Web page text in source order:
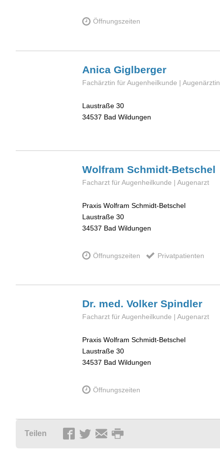
Öffnungszeiten
Anica Giglberger
Fachärztin für Augenheilkunde | Augenärztin
Laustraße 30
34537 Bad Wildungen
Wolfram Schmidt-Betschel
Facharzt für Augenheilkunde | Augenarzt
Praxis Wolfram Schmidt-Betschel
Laustraße 30
34537 Bad Wildungen
Öffnungszeiten Privatpatienten
Dr. med. Volker Spindler
Facharzt für Augenheilkunde | Augenarzt
Praxis Wolfram Schmidt-Betschel
Laustraße 30
34537 Bad Wildungen
Öffnungszeiten
Teilen